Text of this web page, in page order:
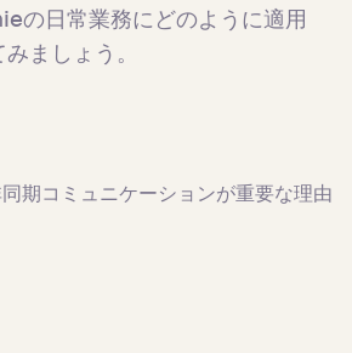
の日常業務にどのように適用
ましょう。